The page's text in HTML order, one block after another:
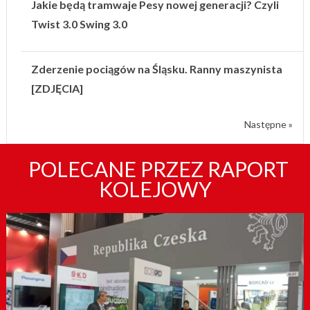
Jakie będą tramwaje Pesy nowej generacji? Czyli
Twist 3.0 Swing 3.0
Zderzenie pociągów na Śląsku. Ranny maszynista
[ZDJĘCIA]
Następne »
POLECANE PRZEZ RAPORT
KOLEJOWY